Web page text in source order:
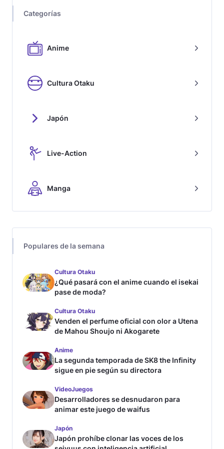
Categorías
Anime
Cultura Otaku
Japón
Live-Action
Manga
Populares de la semana
Cultura Otaku
¿Qué pasará con el anime cuando el isekai
pase de moda?
Cultura Otaku
Venden el perfume oficial con olor a Utena
de Mahou Shoujo ni Akogarete
Anime
La segunda temporada de SK8 the Infinity
sigue en pie según su directora
VideoJuegos
Desarrolladores se desnudaron para
animar este juego de waifus
Japón
Japón prohíbe clonar las voces de los